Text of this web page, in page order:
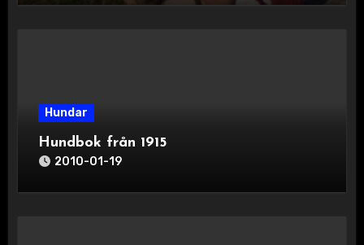
Hundar
Hundbok från 1915
2010-01-19